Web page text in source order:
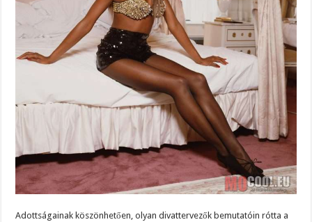
Adottságainak köszönhetően, olyan divattervezők bemutatóin rótta a